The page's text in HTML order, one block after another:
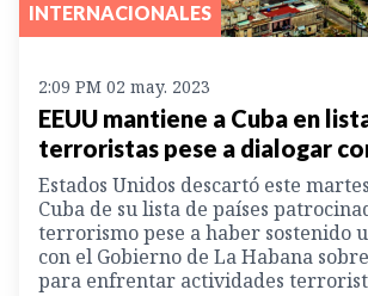
INTERNACIONALES
2:09 PM 02 may. 2023
EEUU mantiene a Cuba en
terroristas pese a dialogar
Estados Unidos descartó este
Cuba de su lista de países
terrorismo pese a haber sostenido
con el Gobierno de La Habana
para enfrentar actividades